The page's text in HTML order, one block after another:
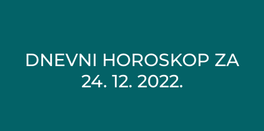
DNEVNI HOROSKOP ZA
24. 12. 2022.